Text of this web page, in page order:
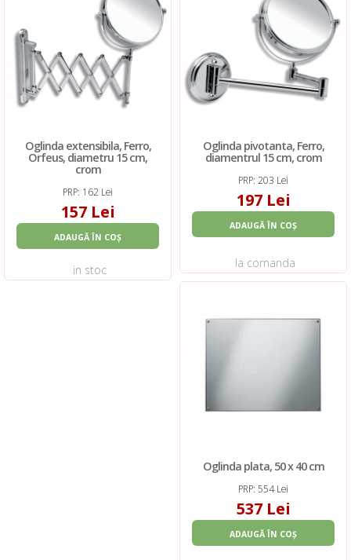
Oglinda extensibila, Ferro,
Orfeus, diametru 15 cm,
crom
PRP: 162 Lei
157 Lei
ADAUGĂ ÎN COȘ
in stoc
Oglinda pivotanta, Ferro,
diamentrul 15 cm, crom
PRP: 203 Lei
197 Lei
ADAUGĂ ÎN COȘ
la comanda
Oglinda plata, 50 x 40 cm
PRP: 554 Lei
537 Lei
ADAUGĂ ÎN COȘ